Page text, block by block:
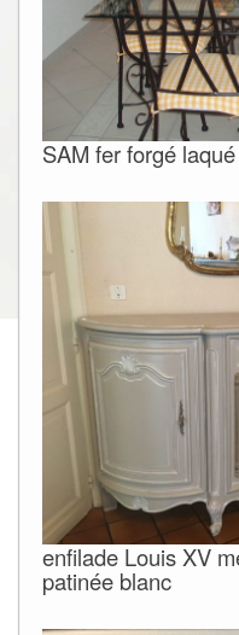
SAM fer forgé
enfilade Louis XV
patinée blanc